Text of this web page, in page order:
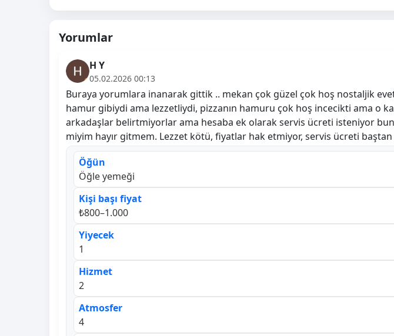
Yorumlar
H Y
05.02.2026 00:13
Buraya yorumlara inanarak gittik .. mekan çok güzel çok hoş nostaljik
hamur gibiydi ama lezzetliydi, pizzanın hamuru çok hoş incecikti ama o
arkadaşlar belirtmiyorlar ama hesaba ek olarak servis ücreti isteniyor
miyim hayır gitmem. Lezzet kötü, fiyatlar hak etmiyor, servis ücreti
Öğün
Öğle yemeği
Kişi başı fiyat
₺800–1.000
Yiyecek
1
Hizmet
2
Atmosfer
4